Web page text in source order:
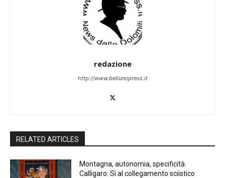
redazione
http://www.bellunopress.it
RELATED ARTICLES
Montagna, autonomia, specificità.
Calligaro: Sì al collegamento sciistico